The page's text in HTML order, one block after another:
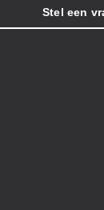
Stel een